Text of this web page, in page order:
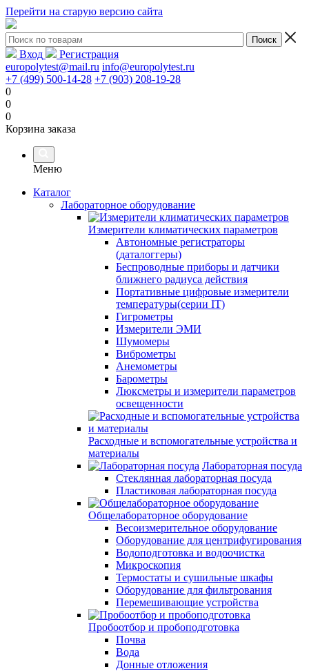
Перейти на старую версию сайта
Вход
Регистрация
europolytest@mail.ru info@europolytest.ru
+7 (499) 500-14-28 +7 (903) 208-19-28
0
0
0
Корзина заказа
Меню
Каталог
Лабораторное оборудование
Измерители климатических параметров
Автономные регистраторы
(даталоггеры)
Беспроводные приборы и датчики
ближнего радиуса действия
Портативные цифровые измерители
температуры(серии IT)
Гигрометры
Измерители ЭМИ
Шумомеры
Виброметры
Анемометры
Барометры
Люксметры и измерители параметров
освещенности
Расходные и вспомогательные устройства и
материалы
Лабораторная посуда
Стеклянная лабораторная посуда
Пластиковая лабораторная посуда
Общелабораторное оборудование
Весоизмерительное оборудование
Оборудование для центрифугирования
Водоподготовка и водоочистка
Микроскопия
Термостаты и сушильные шкафы
Оборудование для фильтрования
Перемешивающие устройства
Пробоотбор и пробоподготовка
Почва
Вода
Донные отложения